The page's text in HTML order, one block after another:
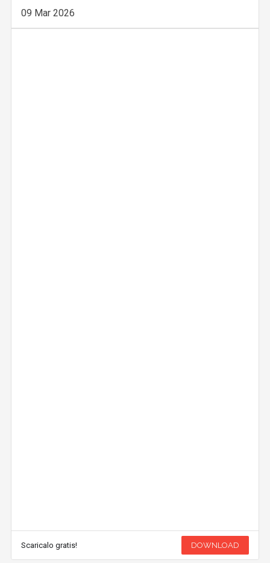
09 Mar 2026
Scaricalo gratis! DOWNLOAD